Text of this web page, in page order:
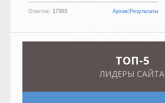
Разберем по частям.
«Как же было спокойно до
появления компа...»
Да, компьютеров не было,
но были свои проблемы:
Ответов: 17303 Результаты
Архив
TOП-5
ЛИДЕРЫ САЙТА